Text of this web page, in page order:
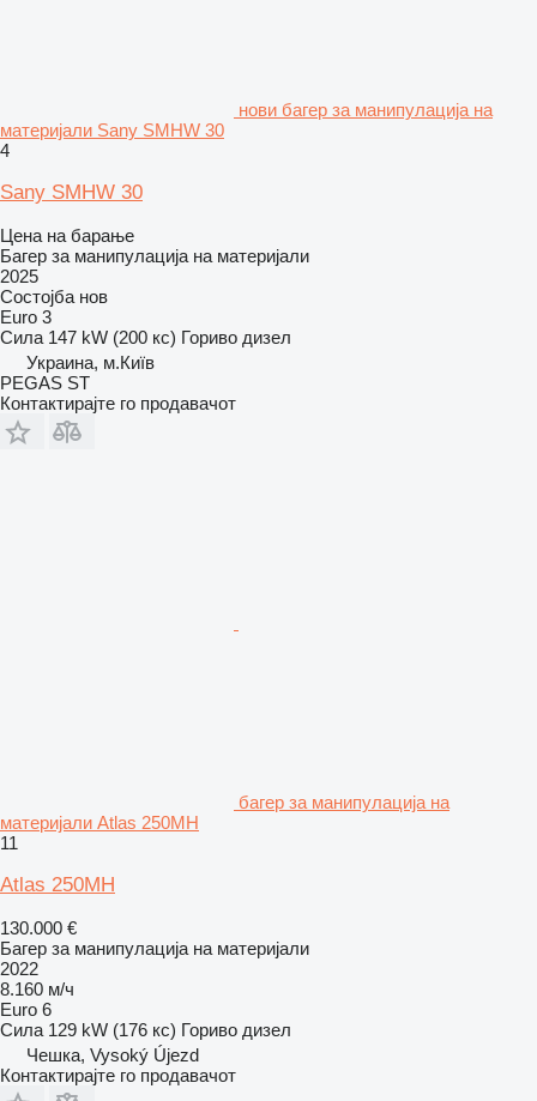
нови багер за манипулација на
материјали Sany SMHW 30
4
Sany SMHW 30
Цена на барање
Багер за манипулација на материјали
2025
Состојба нов
Euro 3
Сила 147 kW (200 кс) Гориво дизел
Украина, м.Київ
PEGAS ST
Контактирајте го продавачот
багер за манипулација на
материјали Atlas 250MH
11
Atlas 250MH
130.000 €
Багер за манипулација на материјали
2022
8.160 м/ч
Euro 6
Сила 129 kW (176 кс) Гориво дизел
Чешка, Vysoký Újezd
Контактирајте го продавачот